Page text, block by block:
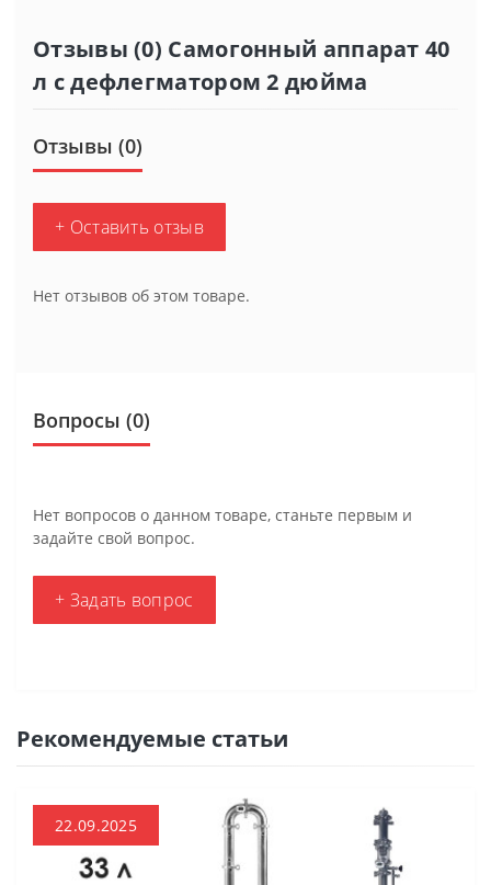
Отзывы (0) Самогонный аппарат 40
л с дефлегматором 2 дюйма
Отзывы (0)
+ Оставить отзыв
Нет отзывов об этом товаре.
Вопросы (0)
Нет вопросов о данном товаре, станьте первым и
задайте свой вопрос.
+ Задать вопрос
Рекомендуемые статьи
22.09.2025